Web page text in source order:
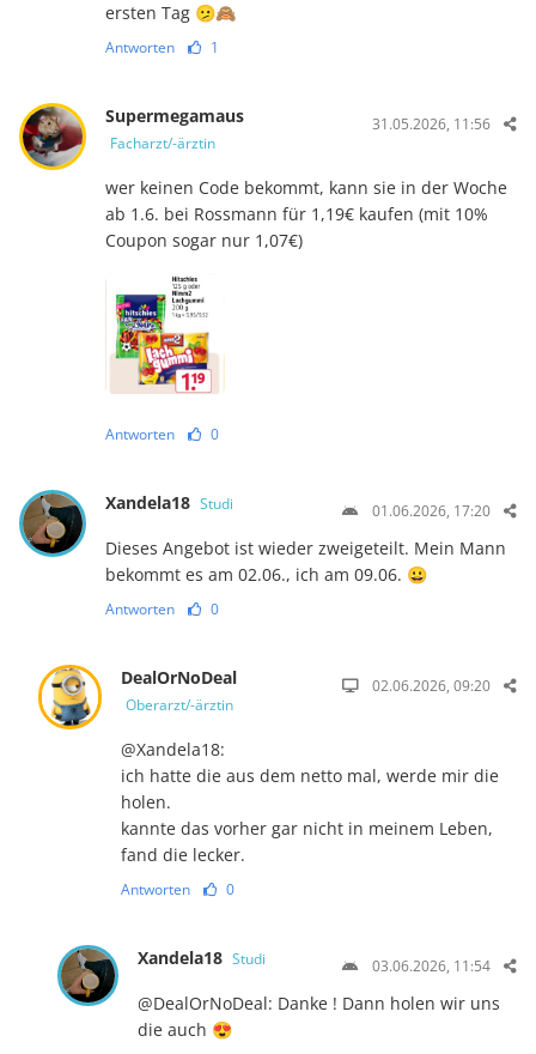
ersten Tag 🫤🙈
Antworten 1
Supermegamaus
Facharzt/-ärztin
31.05.2026, 11:56
wer keinen Code bekommt, kann sie in der Woche
ab 1.6. bei Rossmann für 1,19€ kaufen (mit 10%
Coupon sogar nur 1,07€)
Antworten 0
Xandela18 Studi 01.06.2026, 17:20
Dieses Angebot ist wieder zweigeteilt. Mein Mann
bekommt es am 02.06., ich am 09.06. 😀
Antworten 0
DealOrNoDeal
Oberarzt/-ärztin
02.06.2026, 09:20
@Xandela18:
ich hatte die aus dem netto mal, werde mir die
holen.
kannte das vorher gar nicht in meinem Leben,
fand die lecker.
Antworten 0
Xandela18 Studi 03.06.2026, 11:54
@DealOrNoDeal: Danke ! Dann holen wir uns
die auch 😍